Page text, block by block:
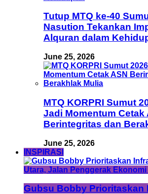
Tutup MTQ ke-40
Nasution Tekankan
Alquran dalam
June 25, 2026
MTQ KORPRI Sumut
Jadi Momentum Cetak
Berintegritas dan
June 25, 2026
INSPIRASI
Gubsu Bobby Prioritaskan